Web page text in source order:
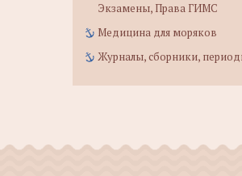
Экзамены, Права ГИМС
Медицина для моряков
Журналы, сборники,